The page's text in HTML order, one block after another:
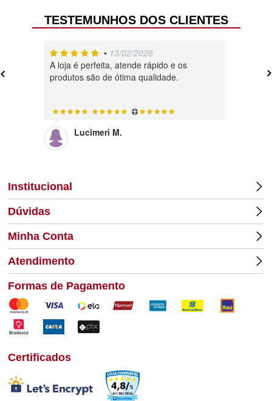
TESTEMUNHOS DOS CLIENTES
• 13/02/2026
A loja é perfeita, atende rápido e os
produtos são de ótima qualidade.
Lucimeri M.
Institucional
Dúvidas
Minha Conta
Atendimento
Formas de Pagamento
Certificados